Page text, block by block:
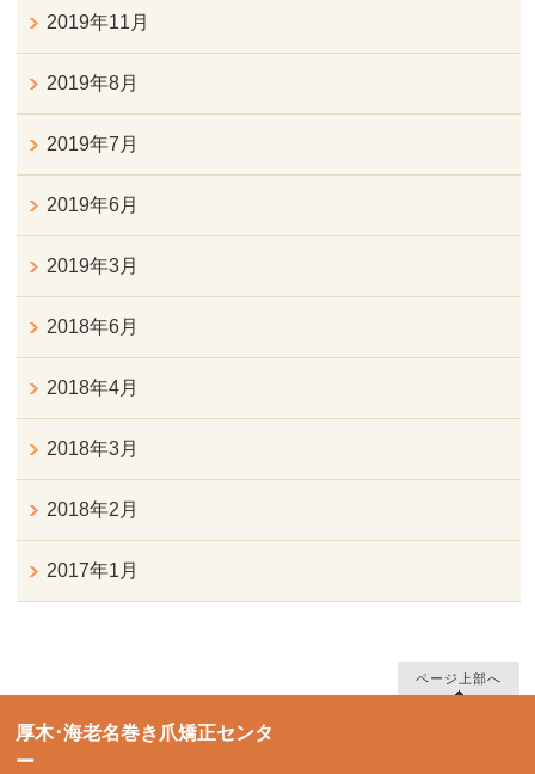
2019年11月
2019年8月
2019年7月
2019年6月
2019年3月
2018年6月
2018年4月
2018年3月
2018年2月
2017年1月
ページ上部へ
厚木･海老名巻き爪矯正センタ
ー